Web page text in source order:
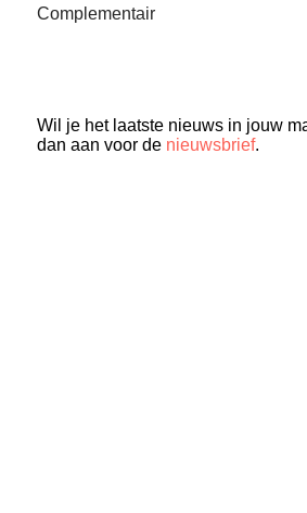
Complementair
Wil je het laatste nieuws in jouw
dan aan voor de nieuwsbrief.